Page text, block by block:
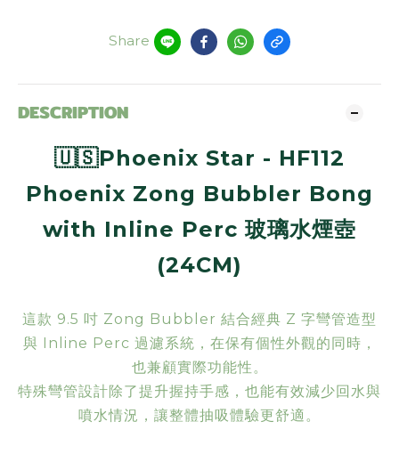
Share
DESCRIPTION
🇺🇸Phoenix Star - HF112
Phoenix Zong Bubbler Bong
with Inline Perc 玻璃水煙壺
(24CM)
這款 9.5 吋 Zong Bubbler 結合經典 Z 字彎管造型
與 Inline Perc 過濾系統，在保有個性外觀的同時，
也兼顧實際功能性。
特殊彎管設計除了提升握持手感，也能有效減少回水與
噴水情況，讓整體抽吸體驗更舒適。